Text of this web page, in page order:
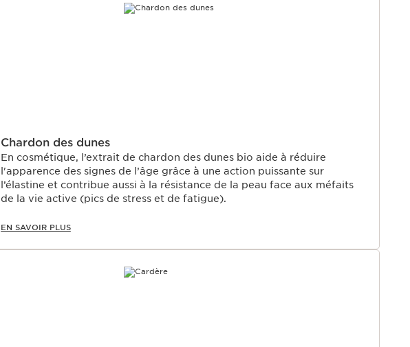
Chardon des dunes
En cosmétique, l’extrait de chardon des dunes bio aide à réduire
l'apparence des signes de l’âge grâce à une action puissante sur
l’élastine et contribue aussi à la résistance de la peau face aux méfaits
de la vie active (pics de stress et de fatigue).
EN SAVOIR PLUS